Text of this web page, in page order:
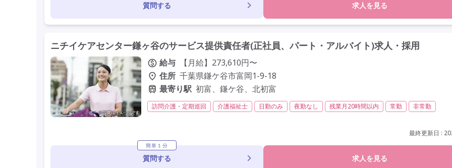
質問する 求人を見る
ニチイケアセンター鎌ヶ谷のサービス提供責任者(正社員、パート・アルバイト)求人・採用
給与
【月給】273,610円〜
住所 千葉県鎌ケ谷市富岡1-9-18
最寄り駅 初富、鎌ケ谷、北初富
訪問介護・定期巡回 介護福祉士 日勤のみ 夜勤なし 残業月20時間以内 常勤
非常勤
最終更新日 :
簡単１分
質問する 求人を見る